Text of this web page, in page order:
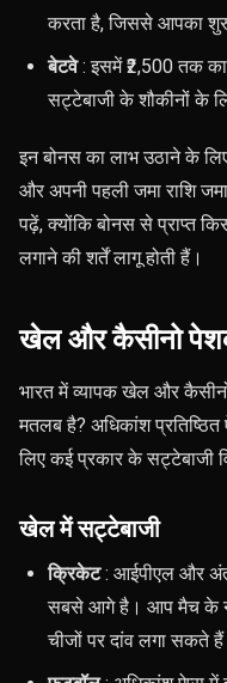
करता है, जिससे आपका
बेटवे: इसमें ₹2,500 तक का
सट्टेबाजी के शौकीनों के
इन बोनस का लाभ उठाने के
और अपनी पहली जमा राशि
पढ़ें, क्योंकि बोनस से प्राप्त
लगाने की शर्तें लागू होती हैं।
खेल और कैसीनो
भारत में व्यापक खेल और
मतलब है? अधिकांश
लिए कई प्रकार के सट्टेबाजी
खेल में सट्टेबाजी
क्रिकेट: आईपीएल और
सबसे आगे है। आप मैच के
चीजों पर दांव लगा सकते